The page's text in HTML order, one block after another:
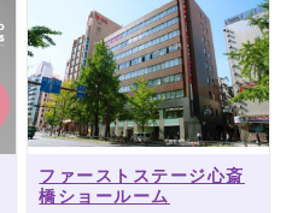
ファーストステージ心斎
橋ショールーム